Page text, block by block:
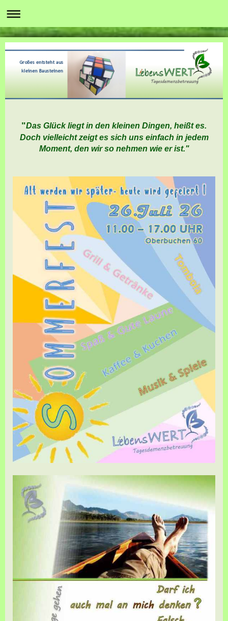
"Das Glück liegt in den kleinen Dingen, heißt es.
Doch vielleicht zeigt es sich uns einfach in jedem
Moment, den wir so nehmen wie er ist."